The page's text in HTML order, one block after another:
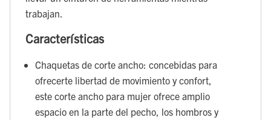
trabajan.
Características
Chaquetas de corte ancho: concebidas para
ofrecerte libertad de movimiento y confort,
este corte ancho para mujer ofrece amplio
espacio en la parte del pecho, los hombros y